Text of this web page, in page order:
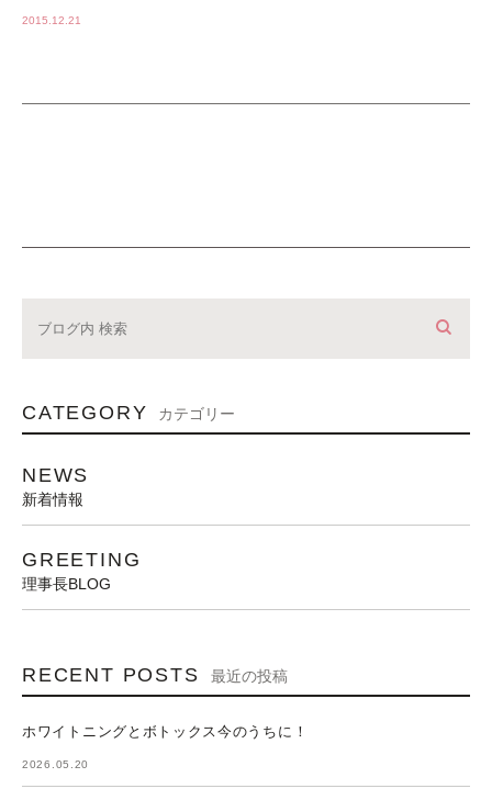
2015.12.21
CATEGORY カテゴリー
NEWS
新着情報
GREETING
理事長BLOG
RECENT POSTS 最近の投稿
ホワイトニングとボトックス今のうちに！
2026.05.20